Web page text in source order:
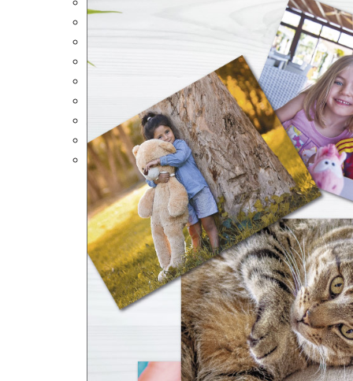
Tazas Personalizadas
Peluches Personalizados
Portalápices Personalizados
Puzles Personalizados
Juegos de Mesa
Alfombrillas Personalizadas
Lámparas LED